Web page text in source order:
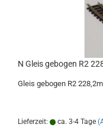
N Gleis gebogen R2
Gleis gebogen R2
Lieferzeit: ca. 3-4 Tage